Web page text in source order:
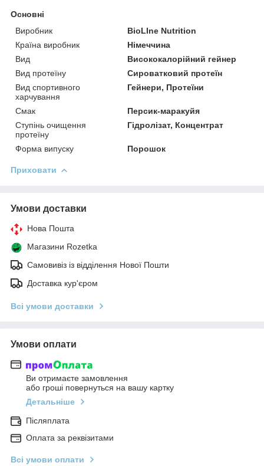
Основні
Виробник
BioLIne Nutrition
Країна виробник
Німеччина
Вид
Висококалорійний гейнер
Вид протеїну
Сироватковий протеїн
Вид спортивного
харчування
Гейнери, Протеїни
Смак
Персик-маракуйя
Ступінь очищення
протеїну
Гідролізат, Концентрат
Форма випуску Порошок
Приховати
Умови доставки
Нова Пошта
Магазини Rozetka
Самовивіз із відділення Нової Пошти
Доставка кур'єром
Всі умови доставки
Умови оплати
Ви отримаєте замовлення
або гроші повернуться на вашу картку
Детальніше
Післяплата
Оплата за реквізитами
Всі умови оплати